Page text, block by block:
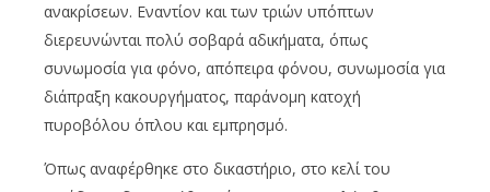
ανακρίσεων. Εναντίον και των τριών υπόπτων
διερευνώνται πολύ σοβαρά αδικήματα, όπως
συνωμοσία για φόνο, απόπειρα φόνου, συνωμοσία για
διάπραξη κακουργήματος, παράνομη κατοχή
πυροβόλου όπλου και εμπρησμό.
Όπως αναφέρθηκε στο δικαστήριο, στο κελί του